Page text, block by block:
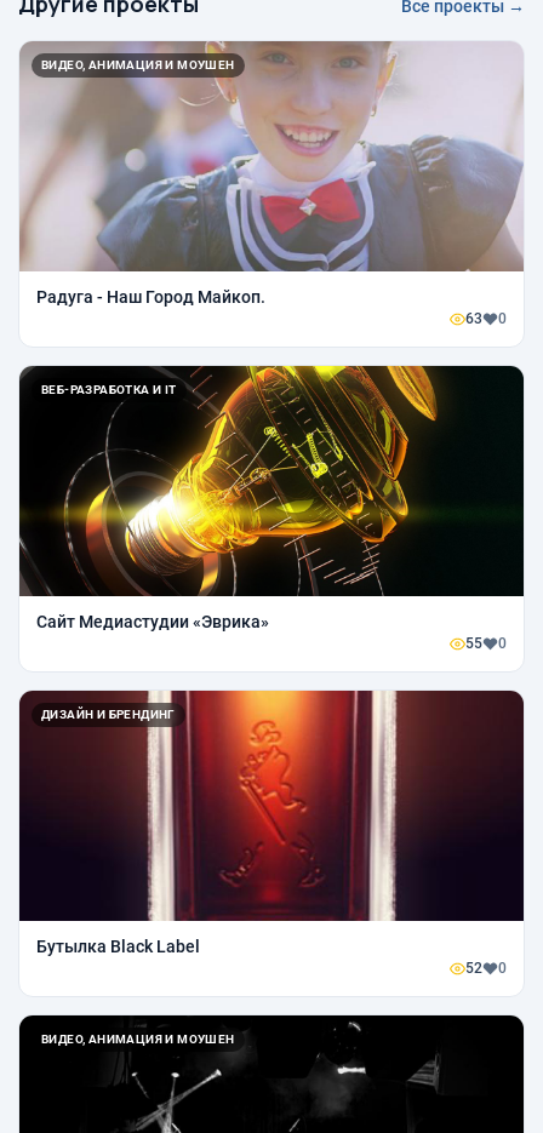
Все проекты →
ВИДЕО, АНИМАЦИЯ И МОУШЕН
Радуга - Наш Город Майкоп.
63 0
ВЕБ-РАЗРАБОТКА И IT
Сайт Медиастудии «Эврика»
55 0
ДИЗАЙН И БРЕНДИНГ
Бутылка Black Label
52 0
ВИДЕО, АНИМАЦИЯ И МОУШЕН